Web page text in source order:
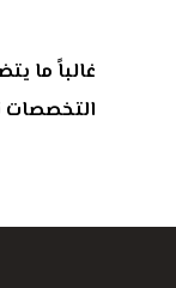
غالباً ما
التخصصات